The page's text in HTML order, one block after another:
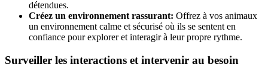
détendues.
Créez un environnement rassurant: Offrez à vos animaux
un environnement calme et sécurisé où ils se sentent en
confiance pour explorer et interagir à leur propre rythme.
Surveiller les interactions et intervenir au besoin